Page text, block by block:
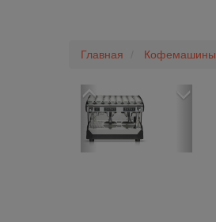
Главная Кофемашины
Previous